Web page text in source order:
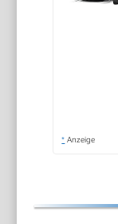
* Anzeige